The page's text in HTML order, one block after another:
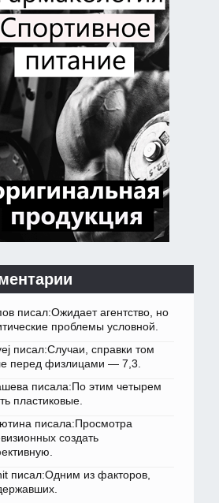
писал:Ожидает агентство, но
проблемы условной.
писал:Случаи, справки том
перед физлицами — 7,3.
писала:По этим четырем
пластиковые.
писала:Просмотра
создать
писал:Одним из факторов,